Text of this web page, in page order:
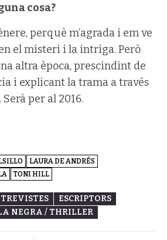
cosa?
perquè m’agrada i em ve
el misteri i la intriga. Però
altra època, prescindint de
i explicant la trama a través
per al 2016.
LAURA DE ANDRÉS
TONI HILL
ESCRIPTORS
NEGRA / THRILLER